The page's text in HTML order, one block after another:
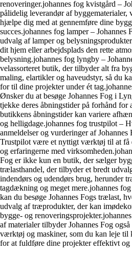
renoveringer.johannes fog kvistgård –
pålidelig leverandør af
hjælpe dig med at gennemføre dine
succes.johannes fog lamper – Johannes
udvalg af lamper og
dit hjem eller arbejdsplads den rette
belysning.johannes fog lyngby –
velassorteret butik, der tilbyder alt fra
maling, elartikler og haveudstyr, så du
for til dine projekter under ét
Ønsker du at besøge Johannes Fog i
tjekke deres åbningstider på forhånd for
butikkens åbningstider kan variere
og helligdage.johannes fog trustpilot –
anmeldelser og vurderinger af Johannes
Trustpilot være et nyttigt værktøj til at få
og erfaringerne med
Fog er ikke kun en butik, der sælger
trælasthandel, der tilbyder et bredt
indendørs og udendørs brug, herunder
tagdækning og meget mere.johannes
kan du besøge Johannes Fogs trælast,
udvalg af træprodukter, der kan
bygge- og
af materialer tilbyder Johannes Fog
værktøj og maskiner, som du kan leje til
for at fuldføre dine projekter effektivt og